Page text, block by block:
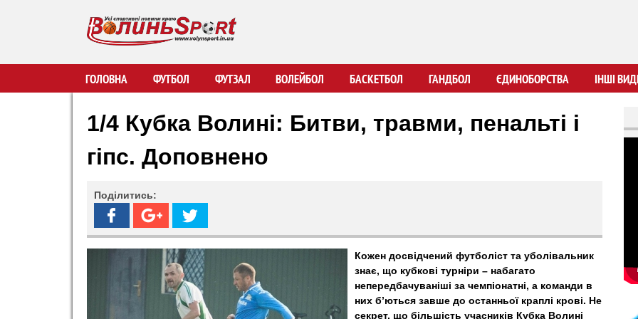
вмісту
В
о
ь
ГОЛОВНА ФУТБОЛ ФУТЗАЛ ВОЛЕЙБОЛ БАСКЕТБОЛ ГАНДБОЛ ЄДИНОБОРСТВА ІНШІ
1/4 Кубка Волині: Битви, травми, пенальті і
гіпс. Доповнено
Поділитись:
Кожен досвідчений футболіст та уболівальник
знає, що кубкові турніри – набагато
непередбачуваніші за чемпіонатні, а команди в
них б’ються завше до останньої краплі крові. Не
секрет, що більшість учасників Кубка Волині